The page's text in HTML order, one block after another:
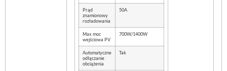
Prąd
znamionowy
rozładowania
50A
Max moc
wejściowa PV
700W/1400W
Automatyczne
odłączanie
obciążenia
Tak